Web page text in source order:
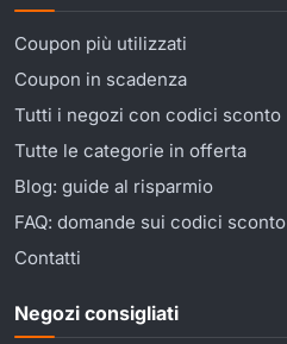
Coupon più utilizzati
Coupon in scadenza
Tutti i negozi con codici sconto
Tutte le categorie in offerta
Blog: guide al risparmio
FAQ: domande sui codici sconto
Contatti
Negozi consigliati